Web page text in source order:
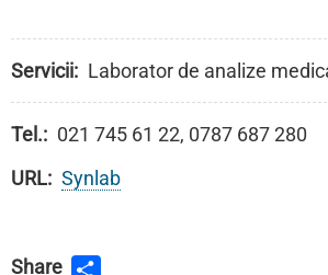
Servicii Laborator de analize
Tel.
021 745 61 22, 0787 687 280
URL
Synlab